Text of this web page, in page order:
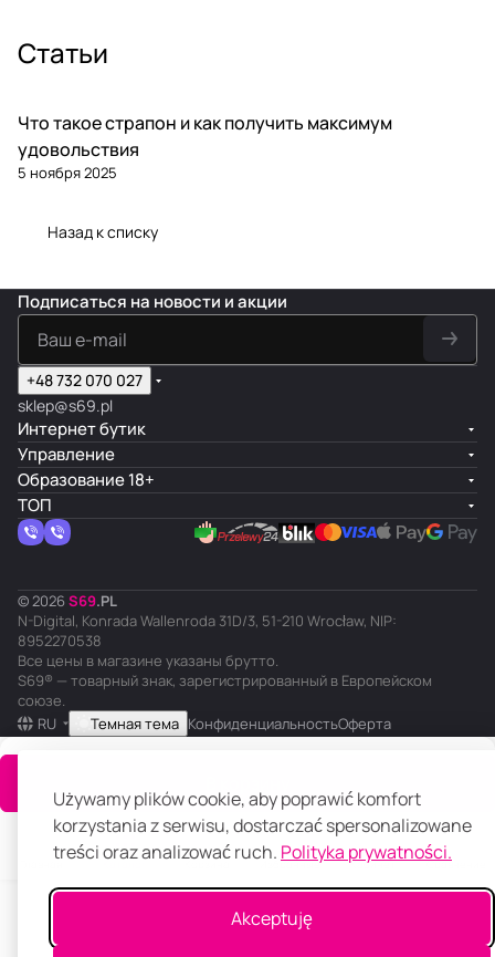
Używamy plików cookie, aby poprawić komfort
korzystania z serwisu, dostarczać spersonalizowane
treści oraz analizować ruch. Polityka prywatności.
Akceptuję
Статьи
Что такое страпон и как получить максимум
удовольствия
5 ноября 2025
Назад к списку
Каталог Корзина Избранные Кабинет Сравнение
Подписаться на новости и акции
+48 732 070 027
sklep@s69.pl
Интернет бутик
Управление
Образование 18+
ТОП
© 2026 S69.PL
N-Digital, Konrada Wallenroda 31D/3, 51-210 Wrocław, NIP:
8952270538
Все цены в магазине указаны брутто.
S69® — товарный знак, зарегистрированный в Европейском
союзе.
RU
Темная тема КонфиденциальностьОферта